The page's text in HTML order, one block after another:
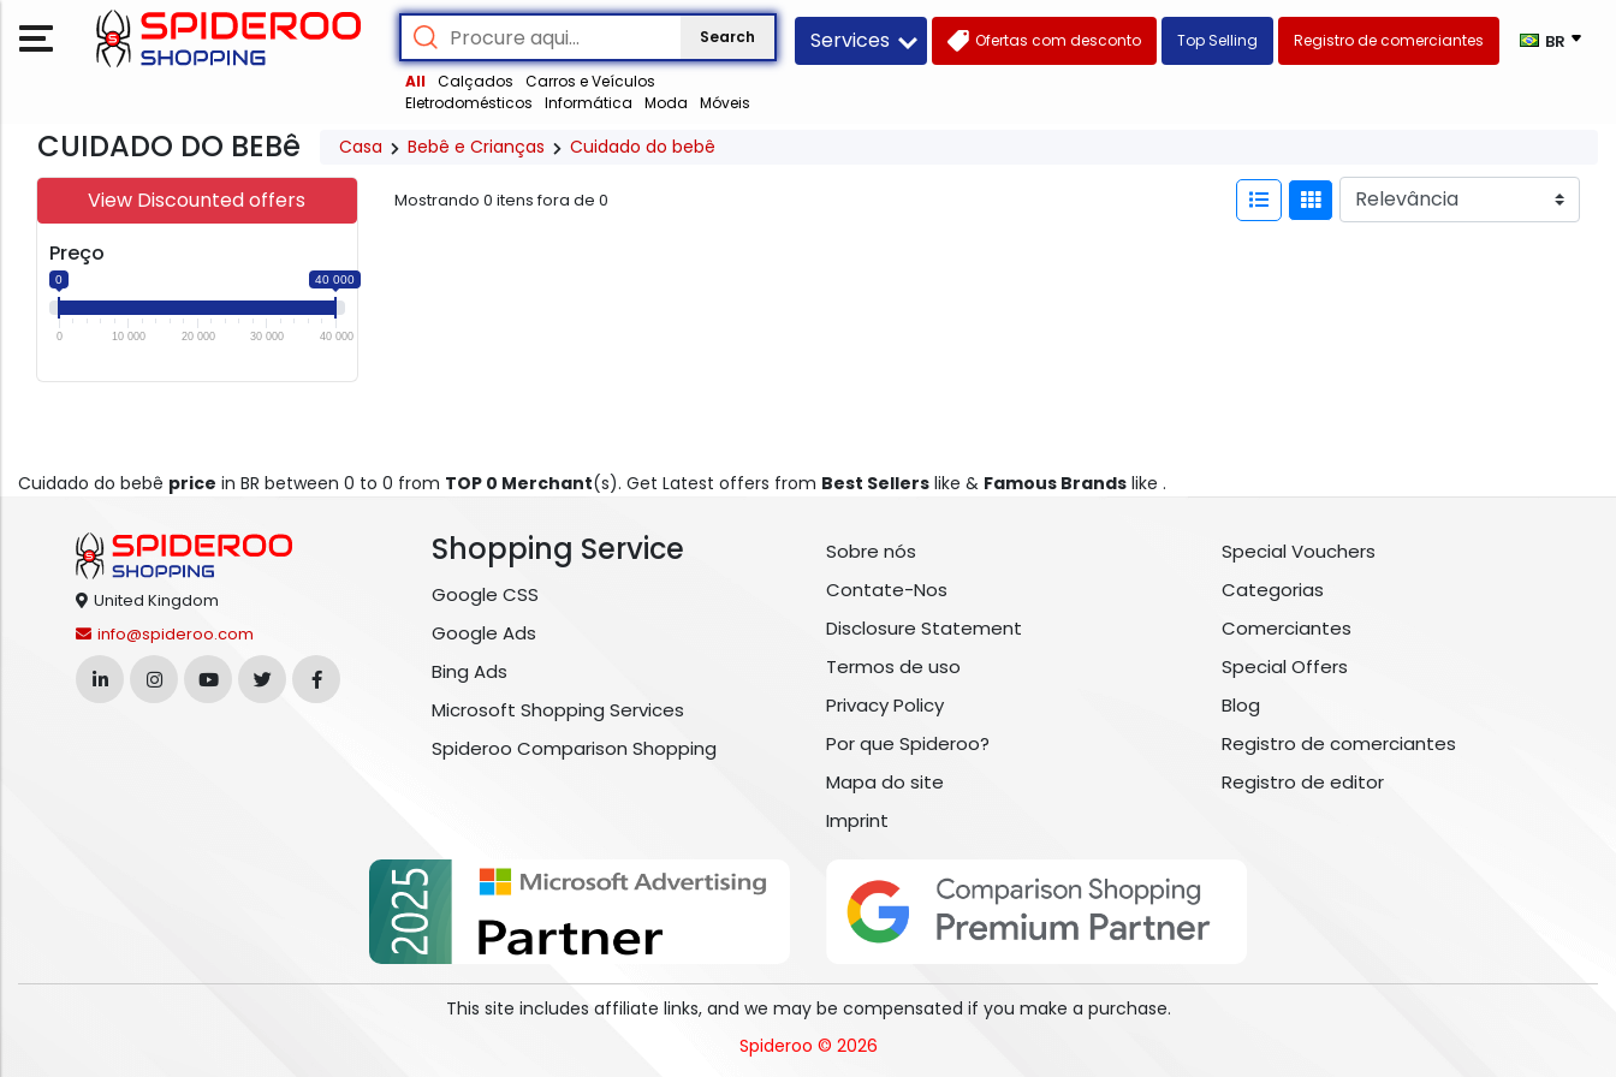
Search
All Calçados
Carros e Veículos
Eletrodomésticos
Informática Moda Móveis
Services Ofertas com desconto Top Selling Registro de comerciantes BR
CUIDADO DO BEBê Casa Bebê e Crianças Cuidado do bebê
View Discounted offers
Preço
0 40 000
0 10 000 20 000 30 000 40 000
Mostrando 0 itens fora de 0
Cuidado do bebê price in BR between 0 to 0 from TOP 0 Merchant(s). Get Latest offers from Best Sellers like & Famous Brands like .
United Kingdom
info@spideroo.com
Shopping Service
Google CSS
Google Ads
Bing Ads
Microsoft Shopping Services
Spideroo Comparison Shopping
Sobre nós
Contate-Nos
Disclosure Statement
Termos de uso
Privacy Policy
Por que Spideroo?
Mapa do site
Imprint
Special Vouchers
Categorias
Comerciantes
Special Offers
Blog
Registro de comerciantes
Registro de editor
This site includes affiliate links, and we may be compensated if you make a purchase.
Spideroo © 2026